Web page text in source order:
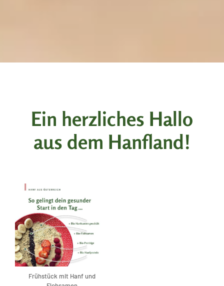
Ein herzliches Hallo
aus dem Hanfland!
Frühstück mit Hanf und